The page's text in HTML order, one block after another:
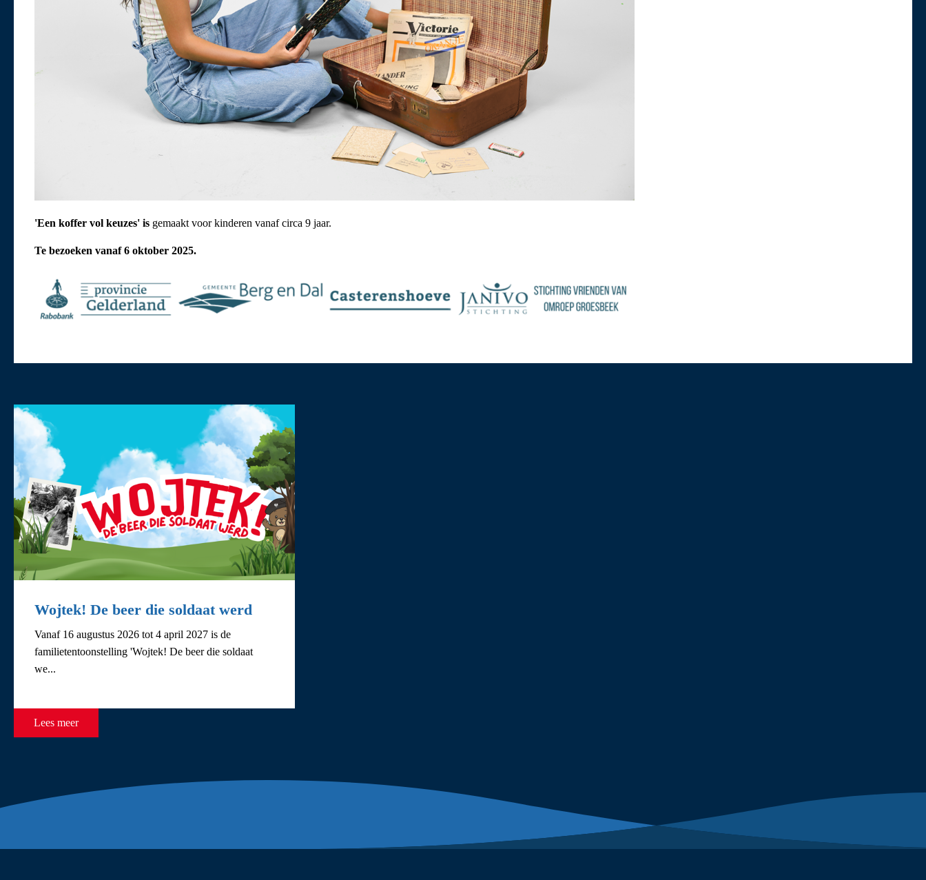
'Een koffer vol keuzes' is gemaakt voor kinderen vanaf circa 9 jaar.
Te bezoeken vanaf 6 oktober 2025.
Wojtek! De beer die soldaat werd
Vanaf 16 augustus 2026 tot 4 april 2027 is de
familietentoonstelling 'Wojtek! De beer die soldaat
we...
Lees meer